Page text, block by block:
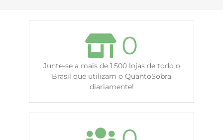
0
Junte-se a mais de 1.500 lojas de todo o
Brasil que utilizam o QuantoSobra
diariamente!